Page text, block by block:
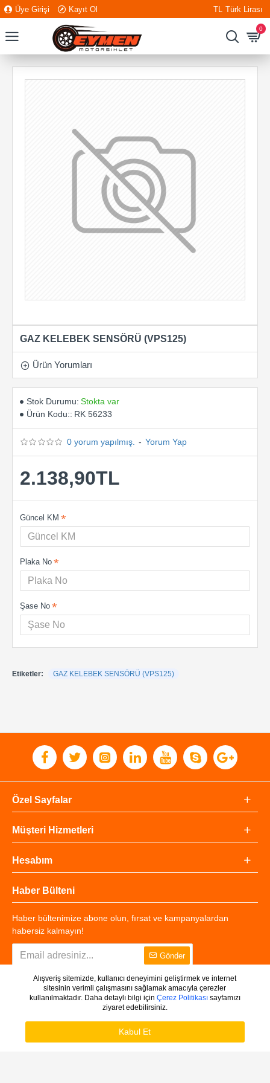
Üye Girişi Kayıt Ol TL Türk Lirası
0
GAZ KELEBEK SENSÖRÜ (VPS125)
Ürün Yorumları
Stok Durumu: Stokta var
Ürün Kodu:: RK 56233
0 yorum yapılmış. - Yorum Yap
2.138,90TL
Güncel KM
Plaka No
Şase No
Hemen Al
Etiketler: GAZ KELEBEK SENSÖRÜ (VPS125)
Özel Sayfalar
Müşteri Hizmetleri
Hesabım
Haber Bülteni
Haber bültenimize abone olun, fırsat ve kampanyalardan
habersiz kalmayın!
Gönder
Copyright © 2025 - Tüm Hakları Saklıdır.
Alışveriş sitemizde, kullanıcı deneyimini geliştirmek ve internet
sitesinin verimli çalışmasını sağlamak amacıyla çerezler
kullanılmaktadır. Daha detaylı bilgi için Çerez Politikasısayfamızı
ziyaret edebilirsiniz.
Kabul Et